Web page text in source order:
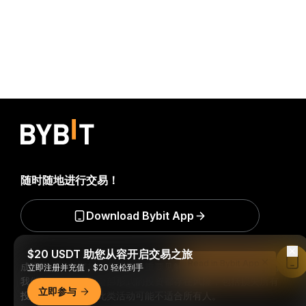
成为第一个获得加密货币世界重要见解和分析的人：立即申购
我们的时事通讯。全部形式的投资都存在风险，包括损失所有
投资金额的风险。此类活动可能不适合所有人。
随时随地进行交易！
Download Bybit App
$20 USDT 助您从容开启交易之旅
立即注册并充值，$20 轻松到手
立即参与